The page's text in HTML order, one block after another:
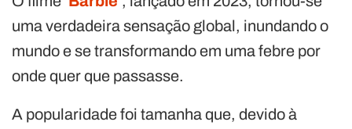
uma verdadeira sensação global, inundando o
mundo e se transformando em uma febre por
onde quer que passasse.
A popularidade foi tamanha que, devido à